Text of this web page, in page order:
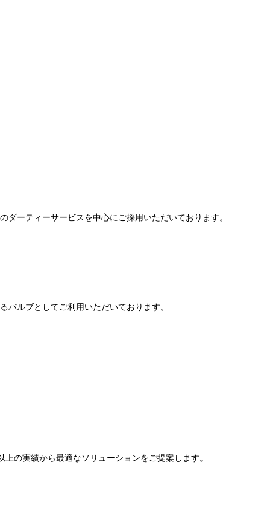
ダーティーサービスを中心にご採用いただいております。
バルブとしてご利用いただいております。
の実績から最適なソリューションをご提案します。